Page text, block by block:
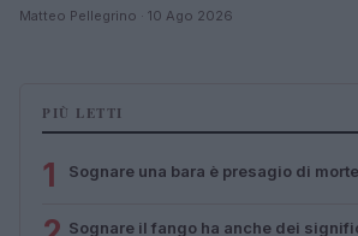
Matteo Pellegrino · 10 Ago 2026
PIÙ LETTI
1 Sognare una bara è presagio di
Sognare il fango ha anche dei